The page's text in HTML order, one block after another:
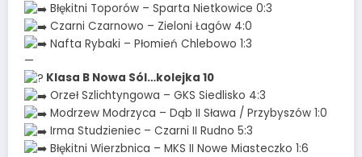
Błękitni Toporów – Sparta Nietkowice 0:3
Czarni Czarnowo – Zieloni Łagów 4:0
Nafta Rybaki – Płomień Chlebowo 1:3
—
Klasa B Nowa Sól…kolejka 10
Orzeł Szlichtyngowa – GKS Siedlisko 4:3
Modrzew Modrzyca – Dąb II Sława / Przybyszów 1:0
Irma Studzieniec – Czarni II Rudno 5:3
Błękitni Wierzbnica – MKS II Nowe Miasteczko 1:6